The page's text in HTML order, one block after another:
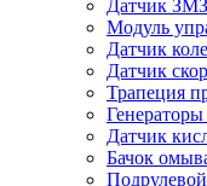
Датчик
Модуль
Датчик
Датчик
Трапеция
Датчик
Бачок